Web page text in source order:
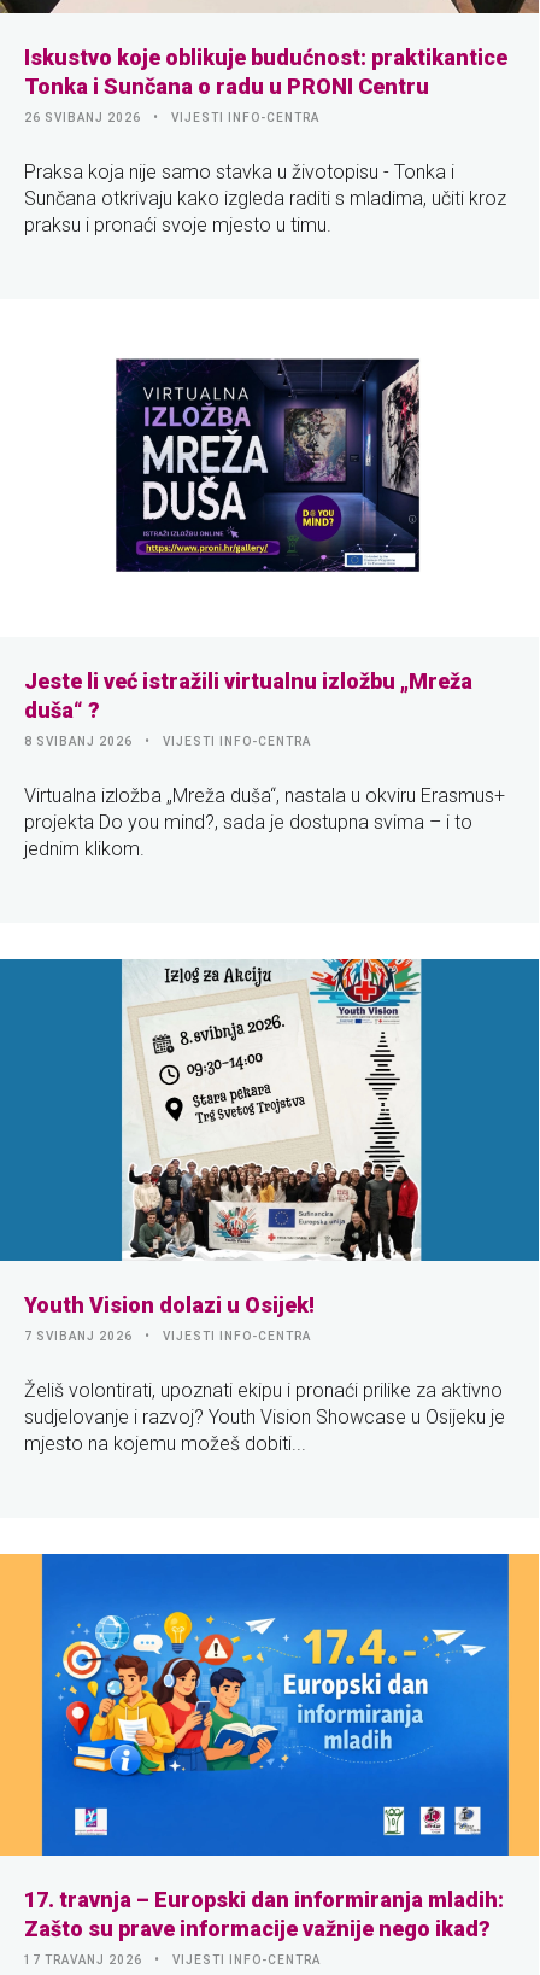
Iskustvo koje oblikuje budućnost: praktikantice
Tonka i Sunčana o radu u PRONI Centru
26 SVIBANJ 2026 VIJESTI INFO-CENTRA
Praksa koja nije samo stavka u životopisu - Tonka i
Sunčana otkrivaju kako izgleda raditi s mladima, učiti kroz
praksu i pronaći svoje mjesto u timu.
Jeste li već istražili virtualnu izložbu „Mreža
duša“ ?
8 SVIBANJ 2026 VIJESTI INFO-CENTRA
Virtualna izložba „Mreža duša“, nastala u okviru Erasmus+
projekta Do you mind?, sada je dostupna svima – i to
jednim klikom.
Youth Vision dolazi u Osijek!
7 SVIBANJ 2026 VIJESTI INFO-CENTRA
Želiš volontirati, upoznati ekipu i pronaći prilike za aktivno
sudjelovanje i razvoj? Youth Vision Showcase u Osijeku je
mjesto na kojemu možeš dobiti...
17. travnja – Europski dan informiranja mladih:
Zašto su prave informacije važnije nego ikad?
17 TRAVANJ 2026 VIJESTI INFO-CENTRA